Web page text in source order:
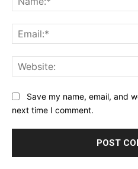
Save my name, email, and
next time I comment.